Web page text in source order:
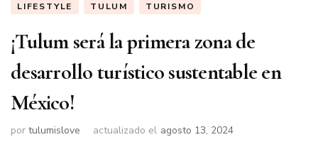
LIFESTYLE TULUM TURISMO
¡Tulum será la primera zona de
desarrollo turístico sustentable en
México!
por tulumislove actualizado el agosto 13, 2024